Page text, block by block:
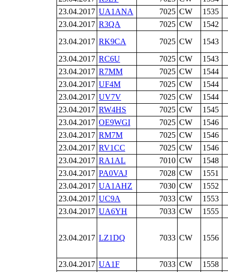
23.04.2017 UA1ANA 7025 CW
1535
23.04.2017 R3QA 7025 CW
1542
23.04.2017 RK9CA 7025 CW
1543
23.04.2017 RC6U 7025 CW
1543
23.04.2017 R7MM 7025 CW
1544
23.04.2017 UF4M 7025 CW
1544
23.04.2017 UV7V 7025 CW
1544
23.04.2017 RW4HS 7025 CW
1545
23.04.2017 OE9WGI 7025 CW
1546
23.04.2017 RM7M 7025 CW
1546
23.04.2017 RV1CC 7025 CW
1546
23.04.2017 RA1AL 7010 CW
1548
23.04.2017 PA0VAJ 7028 CW
1551
23.04.2017 UA1AHZ 7030 CW
1552
23.04.2017 UC9A 7033 CW
1553
23.04.2017 UA6YH 7033 CW 1555
23.04.2017 LZ1DQ 7033 CW 1556
23.04.2017 UA1F 7033 CW
1558